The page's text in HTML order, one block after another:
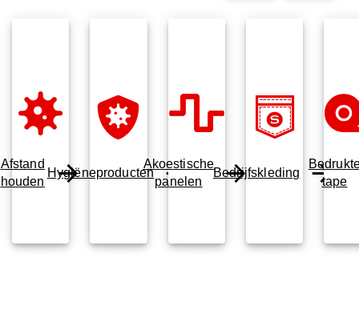
Afstand
houden
Hygiëneproducten
Akoestische
panelen
Bedrijfskleding
tape